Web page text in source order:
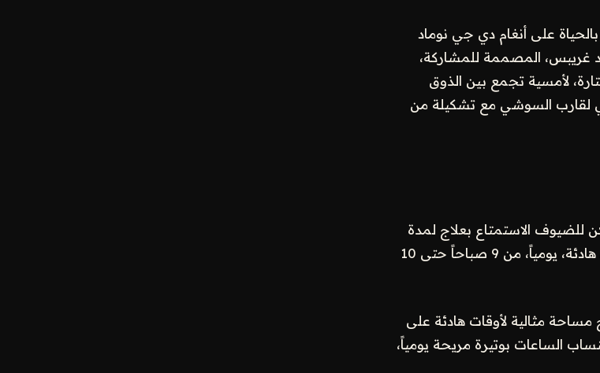
للأمسيات، بالحياة على أنغام دي جي نوماد
غريبس، المصممة للمشاركة،
لأمسية تجمع بين الذوق
من 5 مساءً حتى 2 صباحاً، 49 دينار بحريني لقارب السوشي مع تشكيلة من
للضيوف الاستمتاع بعلاج لمدة
60 دقيقة، مع 30 دقيقة إضافية، لتجربة استرخاء أعمق ضمن أجواء هادئة، يومياً، من 9 صباحاً حتى 10
مثالية لأوقات هادئة على
الساعات بوتيرة مريحة يومياً،